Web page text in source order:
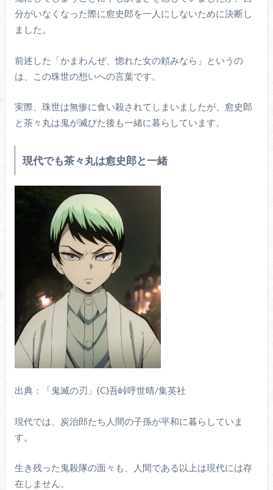
分がいなくなった際に愈史郎を一人にしないために決断し
ました。
前述した「かまわんぜ、惚れた女の頼みなら」というの
は、この珠世の想いへの言葉です。
実際、珠世は無惨に食い殺されてしまいましたが、愈史郎
と茶々丸は鬼が滅びた後も一緒に暮らしています。
現代でも茶々丸は愈史郎と一緒
出典：「鬼滅の刃」(C)吾峠呼世晴/集英社
現代では、炭治郎たち人間の子孫が平和に暮らしていま
す。
生き残った鬼殺隊の面々も、人間である以上は現代には存
在しません。